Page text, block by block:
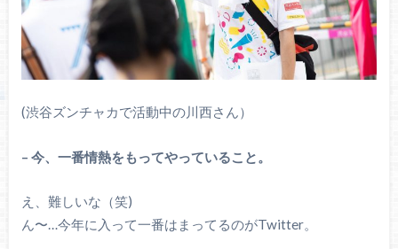
(渋谷ズンチャカで活動中の川西さん）
– 今、一番情熱をもってやっていること。
え、難しいな（笑)
ん〜…今年に入って一番はまってるのがTwitter。